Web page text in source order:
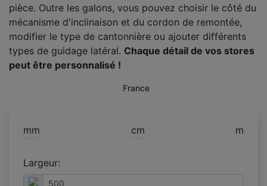
pièce. Outre les galons, vous pouvez choisir le côté du
mécanisme d'inclinaison et du cordon de remontée,
modifier le type de cantonnière ou ajouter différents
types de guidage latéral. Chaque détail de vos stores
peut être personnalisé !
France
mm cm m
Largeur: